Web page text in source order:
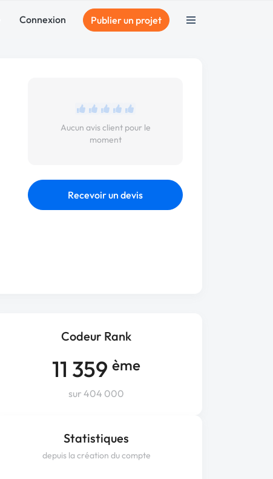
Connexion Publier un projet
Aucun avis client pour le
moment
Recevoir un devis
Codeur Rank
11 359 ème
sur 404 000
Statistiques
depuis la création du compte